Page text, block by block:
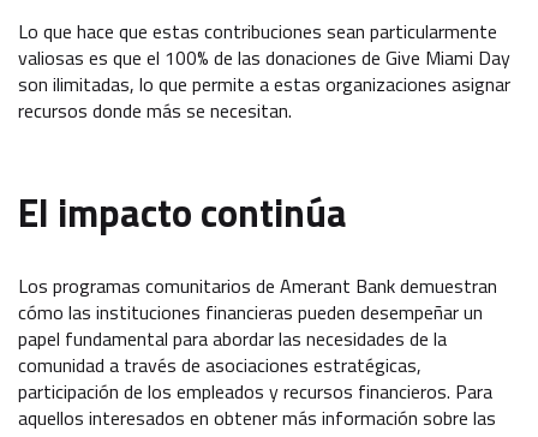
Lo que hace que estas contribuciones sean particularmente
valiosas es que el 100% de las donaciones de Give Miami Day
son ilimitadas, lo que permite a estas organizaciones asignar
recursos donde más se necesitan.
El impacto continúa
Los programas comunitarios de Amerant Bank demuestran
cómo las instituciones financieras pueden desempeñar un
papel fundamental para abordar las necesidades de la
comunidad a través de asociaciones estratégicas,
participación de los empleados y recursos financieros. Para
aquellos interesados en obtener más información sobre las